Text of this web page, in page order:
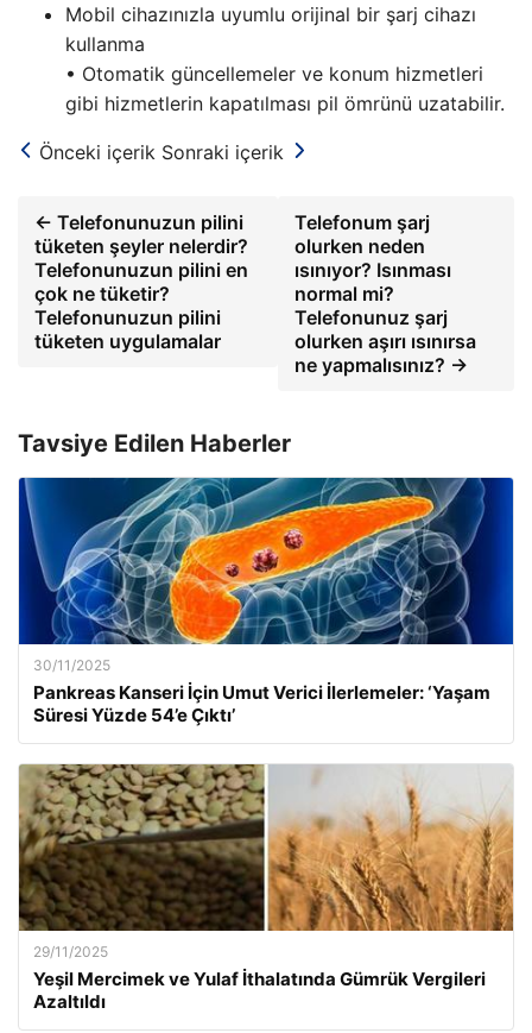
Mobil cihazınızla uyumlu orijinal bir şarj cihazı
kullanma
• Otomatik güncellemeler ve konum hizmetleri
gibi hizmetlerin kapatılması pil ömrünü uzatabilir.
Önceki içerik Sonraki içerik
← Telefonunuzun pilini
tüketen şeyler nelerdir?
Telefonunuzun pilini en
çok ne tüketir?
Telefonunuzun pilini
tüketen uygulamalar
Telefonum şarj
olurken neden
ısınıyor? Isınması
normal mi?
Telefonunuz şarj
olurken aşırı ısınırsa
ne yapmalısınız? →
Tavsiye Edilen Haberler
30/11/2025
Pankreas Kanseri İçin Umut Verici İlerlemeler: ‘Yaşam
Süresi Yüzde 54’e Çıktı’
29/11/2025
Yeşil Mercimek ve Yulaf İthalatında Gümrük Vergileri
Azaltıldı